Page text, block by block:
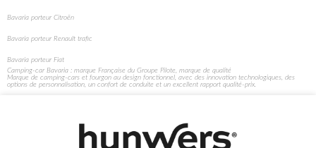
Bavaria porteur Citroën
Bavaria porteur Renault trafic
Bavaria porteur Fiat
Camping-car Bavaria : marque Française du Groupe Pilote, marque de qualité
Marque de camping-cars et fourgon au design fonctionnel, avec des innovation technologiques, des
options de personnalisation, un confort de conduite et un excellent rapport qualité-prix.